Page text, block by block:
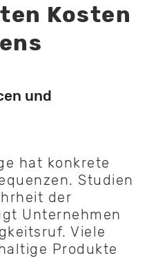
Kosten
und
hat konkrete
Studien
der
Unternehmen
Viele
Produkte